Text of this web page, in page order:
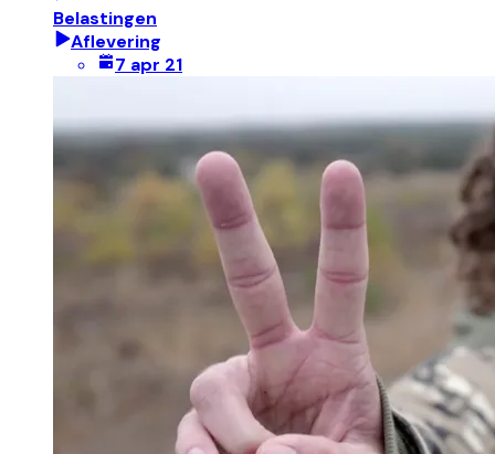
Belastingen
Aflevering
7 apr 21